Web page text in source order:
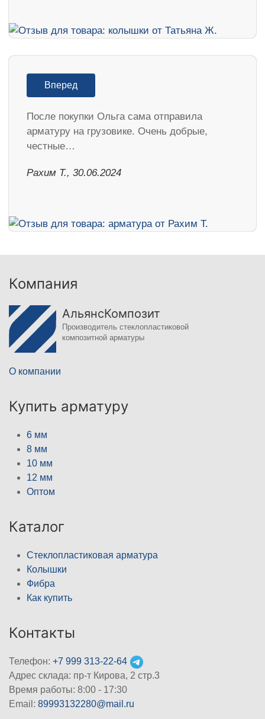
Вперед
После покупки Ольга сама отправила
арматуру на грузовике. Очень добрые,
честные…
Рахим Т., 30.06.2024
Компания
АльянсКомпозит
Производитель стеклопластиковой
композитной арматуры
О компании
Купить арматуру
6 мм
8 мм
10 мм
12 мм
Оптом
Каталог
Стеклопластиковая арматура
Колышки
Фибра
Как купить
Контакты
Телефон: +7 999 313-22-64
Адрес склада: пр-т Кирова, 2 стр.3
Время работы: 8:00 - 17:30
Email: 89993132280@mail.ru